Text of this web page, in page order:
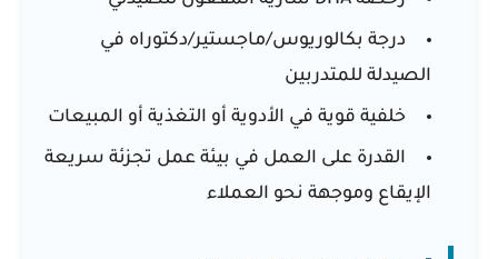
درجة بكالوريوس/ماجستير/دكتوراه في
الصيدلة للمتدربين
خلفية قوية في الأدوية أو التغذية أو المبيعات
القدرة على العمل في بيئة عمل تجزئة سريعة
الإيقاع وموجهة نحو العملاء